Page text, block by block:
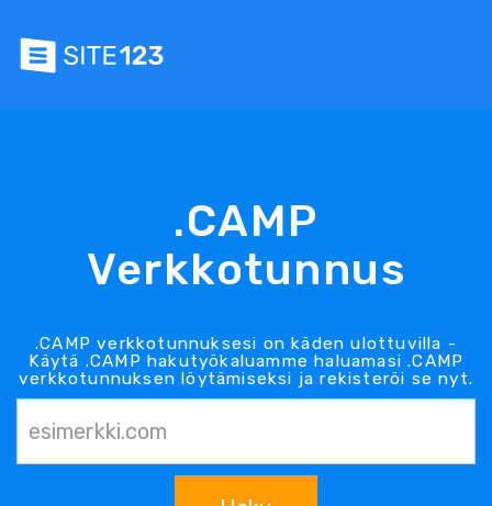
.CAMP
Verkkotunnus
.CAMP verkkotunnuksesi on käden ulottuvilla -
Käytä .CAMP hakutyökaluamme haluamasi .CAMP
verkkotunnuksen löytämiseksi ja rekisteröi se nyt.